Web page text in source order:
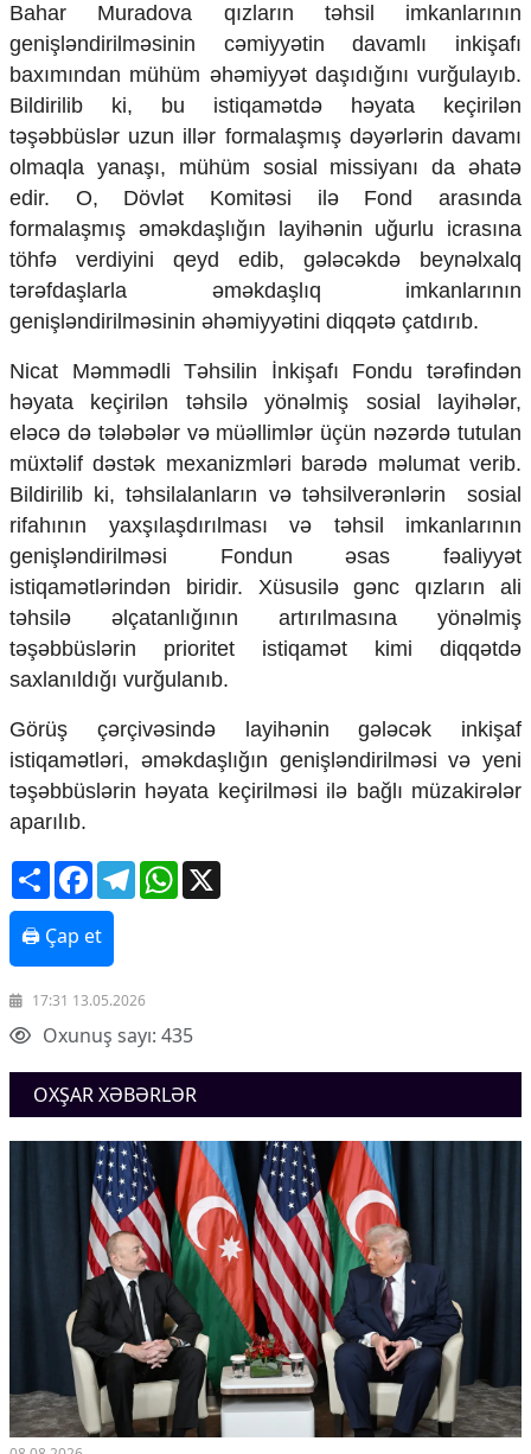
İqtisadiyyat
İqtisadi xəbərlər
Energetika
Neft-qaz
Əmək və sosial siyasət
Kənd təsərrüfatı
Hərbi sənaye
Telekommunikasiya və nəqliyyat
COP29
Cəmiyyət
Crossmedia.az - 1 yaş
Siyasət
Məhkəmə və hüquq
Ekologiya
Zəfər - 5
Gənclər və İdman
Media və QHT
Hadisə
Sağlamlıq
Sosium
Mənəvi dəyərlər
Texnologiya
Mətbuat-150
Əlaqə
Missiyamız
Bahar Muradova qızların təhsil imkanlarının
genişləndirilməsinin cəmiyyətin davamlı inkişafı
baxımından mühüm əhəmiyyət daşıdığını vurğulayıb.
Bildirilib ki, bu istiqamətdə həyata keçirilən
təşəbbüslər uzun illər formalaşmış dəyərlərin davamı
olmaqla yanaşı, mühüm sosial missiyanı da əhatə
edir. O, Dövlət Komitəsi ilə Fond arasında
formalaşmış əməkdaşlığın layihənin uğurlu icrasına
töhfə verdiyini qeyd edib, gələcəkdə beynəlxalq
tərəfdaşlarla əməkdaşlıq imkanlarının
genişləndirilməsinin əhəmiyyətini diqqətə çatdırıb.
Nicat Məmmədli Təhsilin İnkişafı Fondu tərəfindən
həyata keçirilən təhsilə yönəlmiş sosial layihələr,
eləcə də tələbələr və müəllimlər üçün nəzərdə tutulan
müxtəlif dəstək mexanizmləri barədə məlumat verib.
Bildirilib ki, təhsilalanların və təhsilverənlərin sosial
rifahının yaxşılaşdırılması və təhsil imkanlarının
genişləndirilməsi Fondun əsas fəaliyyət
istiqamətlərindən biridir. Xüsusilə gənc qızların ali
təhsilə əlçatanlığının artırılmasına yönəlmiş
təşəbbüslərin prioritet istiqamət kimi diqqətdə
saxlanıldığı vurğulanıb.
Görüş çərçivəsində layihənin gələcək inkişaf
istiqamətləri, əməkdaşlığın genişləndirilməsi və yeni
təşəbbüslərin həyata keçirilməsi ilə bağlı müzakirələr
aparılıb.
ShareFacebookTelegramWhatsApp
🖨 Çap et
17:31 13.05.2026
Oxunuş sayı: 435
OXŞAR XƏBƏRLƏR